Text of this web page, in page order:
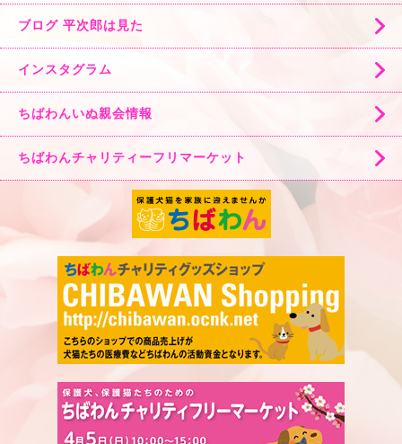
ブログ 平次郎は見た
インスタグラム
ちばわんいぬ親会情報
ちばわんチャリティーフリマーケット